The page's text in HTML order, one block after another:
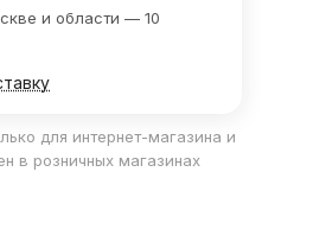
и области — 10
для интернет-магазина и
в розничных магазинах